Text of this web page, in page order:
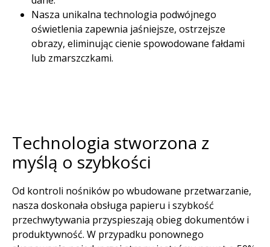
Nasza unikalna technologia podwójnego
oświetlenia zapewnia jaśniejsze, ostrzejsze
obrazy, eliminując cienie spowodowane fałdami
lub zmarszczkami.​
Technologia stworzona z
myślą o szybkości​
Od kontroli nośników po wbudowane przetwarzanie,
nasza doskonała obsługa papieru i szybkość
przechwytywania przyspieszają obieg dokumentów i
produktywność. W przypadku ponownego